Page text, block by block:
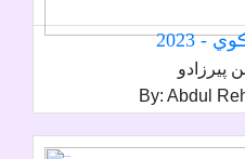
- 2023
پيرزادو
By: Abdul